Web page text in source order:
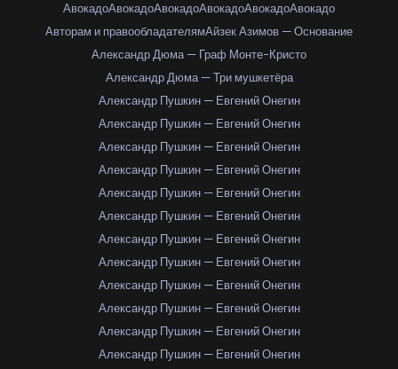
АвокадоАвокадоАвокадоАвокадоАвокадоАвокадо
Авторам и правообладателямАйзек Азимов — Основание
Александр Дюма — Граф Монте-Кристо
Александр Дюма — Три мушкетёра
Александр Пушкин — Евгений Онегин
Александр Пушкин — Евгений Онегин
Александр Пушкин — Евгений Онегин
Александр Пушкин — Евгений Онегин
Александр Пушкин — Евгений Онегин
Александр Пушкин — Евгений Онегин
Александр Пушкин — Евгений Онегин
Александр Пушкин — Евгений Онегин
Александр Пушкин — Евгений Онегин
Александр Пушкин — Евгений Онегин
Александр Пушкин — Евгений Онегин
Александр Пушкин — Евгений Онегин